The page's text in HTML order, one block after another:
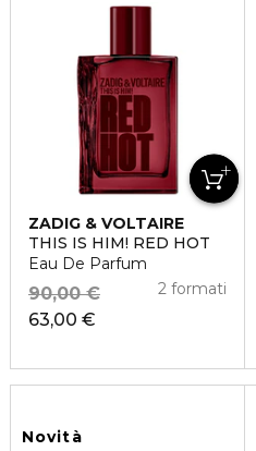
ZADIG & VOLTAIRE
THIS IS HIM! RED HOT
Eau De Parfum
63,00 €
90,00 € 2 formati
Novità